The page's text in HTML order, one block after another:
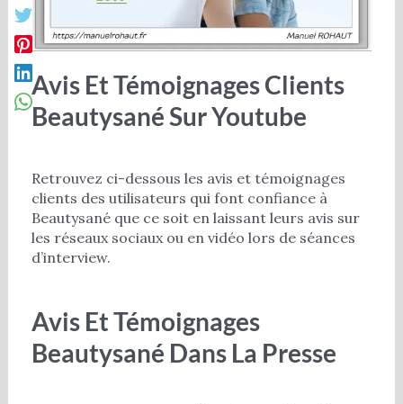
Avis Et Témoignages Clients
Beautysané Sur Youtube
Retrouvez ci-dessous les avis et témoignages
clients des utilisateurs qui font confiance à
Beautysané que ce soit en laissant leurs avis sur
les réseaux sociaux ou en vidéo lors de séances
d’interview.
Avis Et Témoignages
Beautysané Dans La Presse